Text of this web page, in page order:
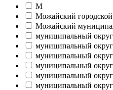
М
Можайский городской
Можайский
муниципальный округ
муниципальный
муниципальный
муниципальный
муниципальный
муниципальный